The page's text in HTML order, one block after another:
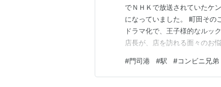
でＮＨＫで放送されていたケ
になっていました。 町田その
ドラマ化で、王子様的なルッ
店長が、店を訪れる面々のお
2日ほど滞在したので、落ち
ラマに出てくる門司港の風景
#門司港 #駅 #コンビニ兄弟